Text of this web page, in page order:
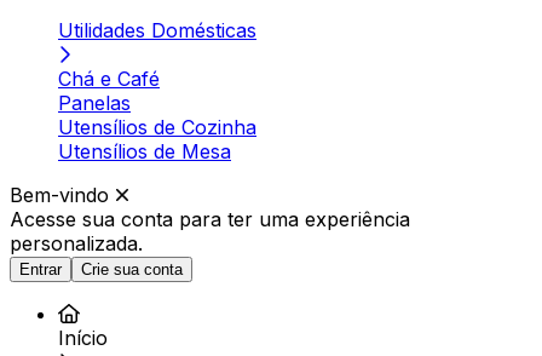
Utilidades Domésticas
Chá e Café
Panelas
Utensílios de Cozinha
Utensílios de Mesa
Bem-vindo
Acesse sua conta para ter uma experiência
personalizada.
Entrar Crie sua conta
Início